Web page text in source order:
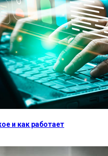
и как работает